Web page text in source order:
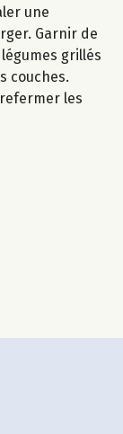
une
Garnir de
grillés
couches.
les